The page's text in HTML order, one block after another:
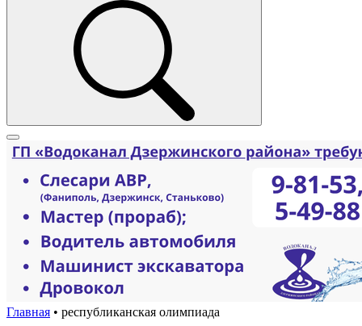
Главная • республиканская олимпиада